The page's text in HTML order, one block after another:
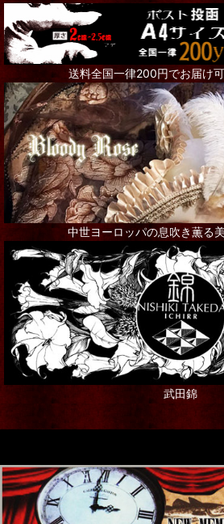
アクセサリー全て
Steampunk Goggles
リング
ネックレス
ピアス
ブローチ
その他アクセサリー
インテリア
シャンデリア・ランプ
写真・アート・ポスター
本・書籍
ステーショナリー
ギフト
グリーティングカード
送料全国一律200円でお届け
中世ヨーロッパの息吹き薫る
武田錦